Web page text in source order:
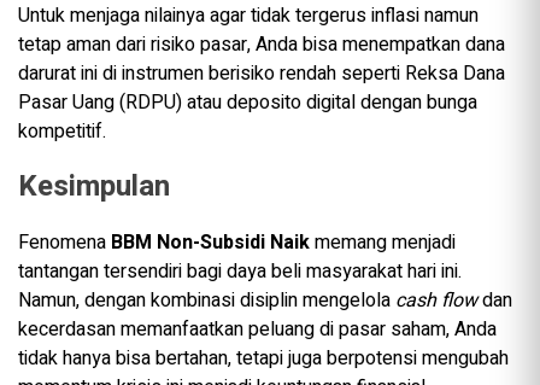
Untuk menjaga nilainya agar tidak tergerus inflasi namun
tetap aman dari risiko pasar, Anda bisa menempatkan dana
darurat ini di instrumen berisiko rendah seperti Reksa Dana
Pasar Uang (RDPU) atau deposito digital dengan bunga
kompetitif.
Kesimpulan
Fenomena BBM Non-Subsidi Naikmemang menjadi
tantangan tersendiri bagi daya beli masyarakat hari ini.
Namun, dengan kombinasi disiplin mengelola cash flowdan
kecerdasan memanfaatkan peluang di pasar saham, Anda
tidak hanya bisa bertahan, tetapi juga berpotensi mengubah